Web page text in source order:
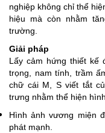
nghiệp không chỉ thể
hiệu mà còn nhằm
trường.
Giải pháp
Lấy cảm hứng thiết kế
trọng, nam tính, trầm
chữ cái M, S viết tắt
trưng nhằm thể hiện
Hình ảnh vương miện
phát mạnh.